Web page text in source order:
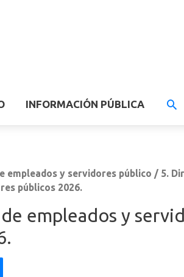
INFORMACIÓN PÚBLICA
empleados y servidores público / 5.
públicos 2026.
empleados y